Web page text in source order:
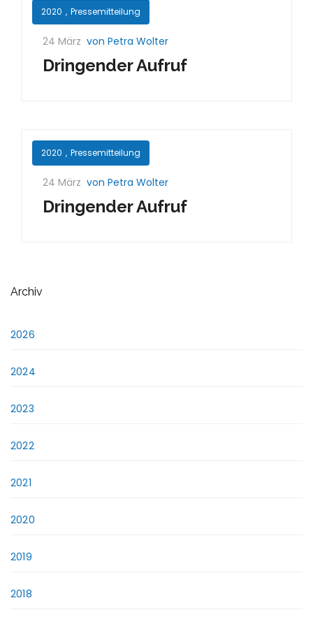
2020 , Pressemitteilung
24 März von Petra Wolter
Dringender Aufruf
2020 , Pressemitteilung
24 März von Petra Wolter
Dringender Aufruf
Archiv
2026
2024
2023
2022
2021
2020
2019
2018